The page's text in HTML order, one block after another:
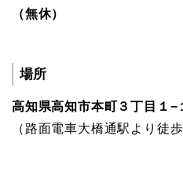
（無休）
場所
高知県高知市本町３丁目１
（路面電車大橋通駅より徒歩